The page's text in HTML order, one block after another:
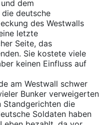
dem
deutsche
des Westwalls
letzte
Seite, das
Sie kostete viele
keinen Einfluss auf
am Westwall schwer
Bunker verweigerten
Standgerichten die
Soldaten haben